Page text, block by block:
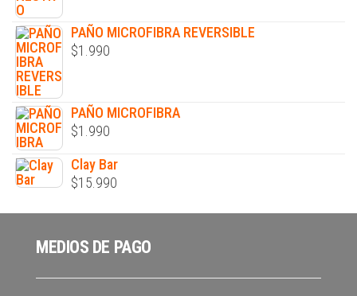
PAÑO MICROFIBRA REVERSIBLE
$1.990
PAÑO MICROFIBRA
$1.990
Clay Bar
$15.990
MEDIOS DE PAGO